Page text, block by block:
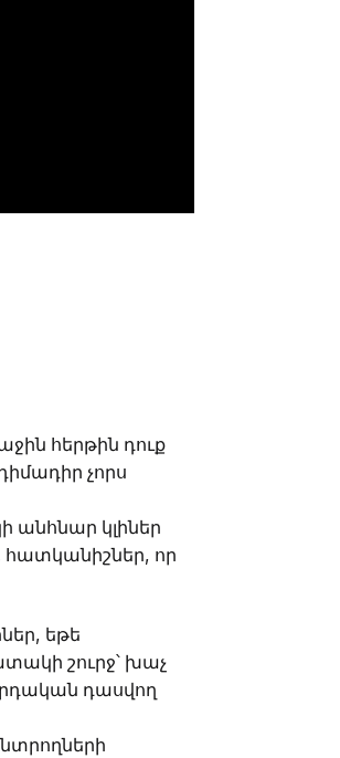
հերթին դուք
չորս
անհնար կլիներ
որ
եթե
շուրջ՝ խաչ
դասվող